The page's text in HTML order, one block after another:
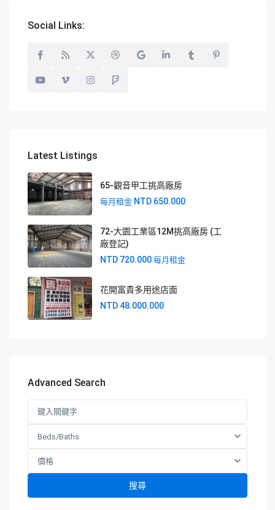
Social Links:
Latest Listings
65-觀音甲工挑高廠房
每月租金 NTD 650.000
72-大園工業區12M挑高廠房 (工
廠登記)
NTD 720.000 每月租金
花開富貴多用途店面
NTD 48.000.000
Advanced Search
Beds/Baths
價格
搜尋